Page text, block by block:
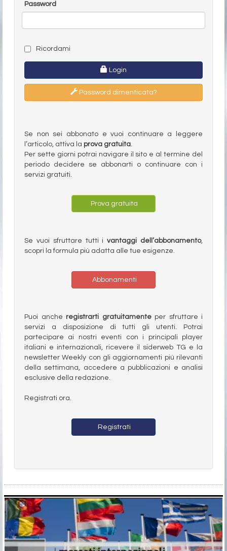
Password
Ricordami
Login
Password dimenticata?
Se non sei abbonato e vuoi continuare a leggere
l’articolo, attiva la prova gratuita.
Per sette giorni potrai navigare il sito e al termine del
periodo decidere se abbonarti o continuare con i
servizi gratuiti.
Prova gratuita
Se vuoi sfruttare tutti ivantaggi dell’abbonamento,
scopri la formula più adatta alle tue esigenze.
Abbonamenti
Puoi anche registrarti gratuitamenteper sfruttare i
servizi a disposizione di tutti gli utenti. Potrai
partecipare ai nostri eventi con i principali player
italiani e internazionali, ricevere il siderweb TG e la
newsletter Weekly con gli aggiornamenti più rilevanti
della settimana, accedere a pubblicazioni e analisi
esclusive della redazione.
Registrati ora.
Registrati